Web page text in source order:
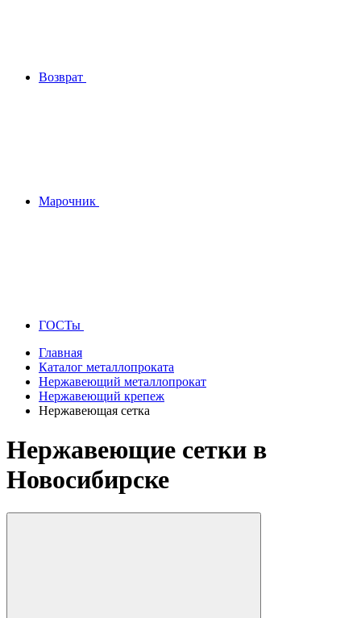
Возврат
Марочник
ГОСТы
Главная
Каталог металлопроката
Нержавеющий металлопрокат
Нержавеющий крепеж
Нержавеющая сетка
Нержавеющие сетки в
Новосибирске